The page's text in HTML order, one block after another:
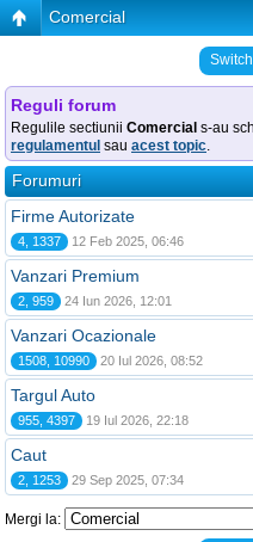
Comercial
Reguli forum
Regulile sectiunii Comercial s-au
regulamentul sau acest topic.
Forumuri
Firme Autorizate
4, 1337 12 Feb 2025, 06:46
Vanzari Premium
2, 959 24 Iun 2026, 12:01
Vanzari Ocazionale
1508, 10990 20 Iul 2026, 08:52
Targul Auto
955, 4397 19 Iul 2026, 22:18
Caut
2, 1253 29 Sep 2025, 07:34
Mergi la: